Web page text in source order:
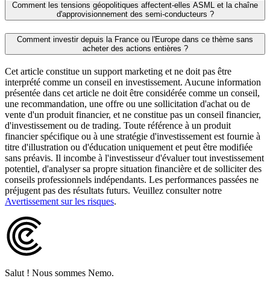
Comment les tensions géopolitiques affectent-elles ASML et la chaîne
d'approvisionnement des semi‑conducteurs ?
Comment investir depuis la France ou l'Europe dans ce thème sans
acheter des actions entières ?
Cet article constitue un support marketing et ne doit pas être
interprété comme un conseil en investissement. Aucune information
présentée dans cet article ne doit être considérée comme un conseil,
une recommandation, une offre ou une sollicitation d'achat ou de
vente d'un produit financier, et ne constitue pas un conseil financier,
d'investissement ou de trading. Toute référence à un produit
financier spécifique ou à une stratégie d'investissement est fournie à
titre d'illustration ou d'éducation uniquement et peut être modifiée
sans préavis. Il incombe à l'investisseur d'évaluer tout investissement
potentiel, d'analyser sa propre situation financière et de solliciter des
conseils professionnels indépendants. Les performances passées ne
préjugent pas des résultats futurs. Veuillez consulter notre
Avertissement sur les risques.
Salut ! Nous sommes Nemo.